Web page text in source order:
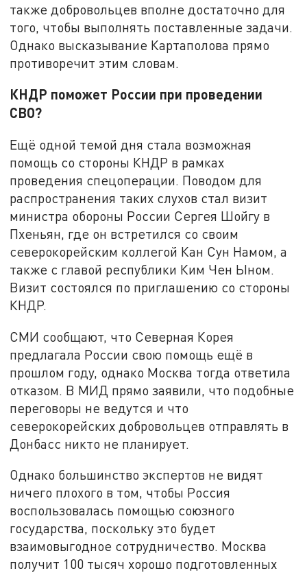
также добровольцев вполне достаточно для
того, чтобы выполнять поставленные задачи.
Однако высказывание Картаполова прямо
противоречит этим словам.
КНДР поможет России при проведении
СВО?
Ещё одной темой дня стала возможная
помощь со стороны КНДР в рамках
проведения спецоперации. Поводом для
распространения таких слухов стал визит
министра обороны России Сергея Шойгу в
Пхеньян, где он встретился со своим
северокорейским коллегой Кан Сун Намом, а
также с главой республики Ким Чен Ыном.
Визит состоялся по приглашению со стороны
КНДР.
СМИ сообщают, что Северная Корея
предлагала России свою помощь ещё в
прошлом году, однако Москва тогда ответила
отказом. В МИД прямо заявили, что подобные
переговоры не ведутся и что
северокорейских добровольцев отправлять в
Донбасс никто не планирует.
Однако большинство экспертов не видят
ничего плохого в том, чтобы Россия
воспользовалась помощью союзного
государства, поскольку это будет
взаимовыгодное сотрудничество. Москва
получит 100 тысяч хорошо подготовленных